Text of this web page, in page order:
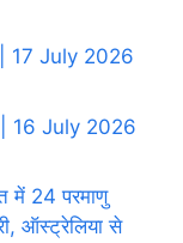
17 July 2026
| 16 July 2026
में 24 परमाणु
ऑस्ट्रेलिया से